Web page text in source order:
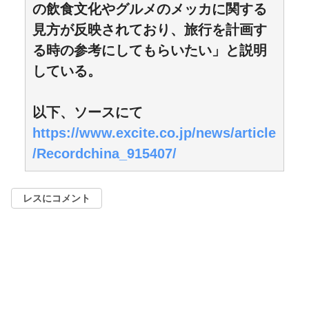
の飲食文化やグルメのメッカに関する
見方が反映されており、旅行を計画す
る時の参考にしてもらいたい」と説明
している。
以下、ソースにて
https://www.excite.co.jp/news/article
/Recordchina_915407/
レスにコメント